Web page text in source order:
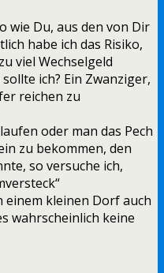
wie Du, aus den von Dir
habe ich das Risiko,
viel Wechselgeld
ich? Ein Zwanziger,
reichen zu
oder man das Pech
zu bekommen, den
so versuche ich,
kleinen Dorf auch
wahrscheinlich keine